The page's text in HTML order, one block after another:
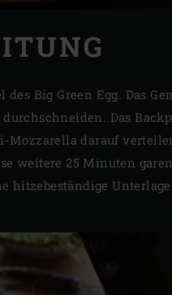
Big Green Egg. Das
Das
Mozzarella darauf
weitere 25 Minuten
hitzebeständige